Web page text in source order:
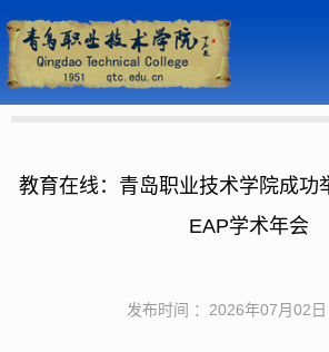
教育在线：青岛职业技术学院成功
EAP学术年会
发布时间 ：2026年07月02